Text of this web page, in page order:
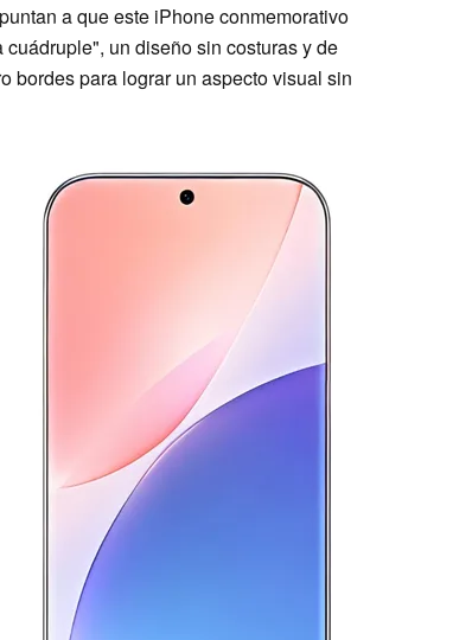
a que este iPhone conmemorativo
un diseño sin costuras y de
bordes para lograr un aspecto visual sin